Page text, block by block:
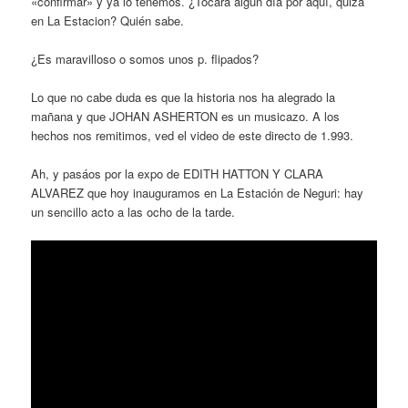
en La Estacion? Quién sabe.
¿Es maravilloso o somos unos p. flipados?
Lo que no cabe duda es que la historia nos ha alegrado la
mañana y que JOHAN ASHERTON es un musicazo. A los
hechos nos remitimos, ved el video de este directo de 1.993.
Ah, y pasáos por la expo de EDITH HATTON Y CLARA
ALVAREZ que hoy inauguramos en La Estación de Neguri: hay
un sencillo acto a las ocho de la tarde.